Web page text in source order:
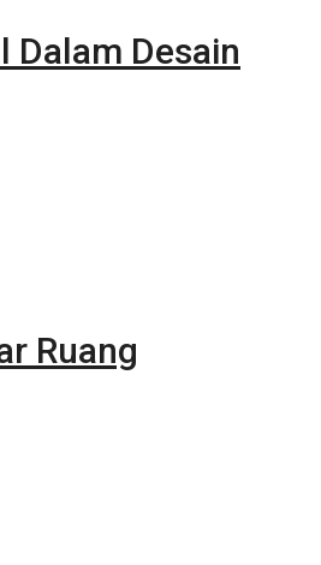
Dalam Desain
Ruang